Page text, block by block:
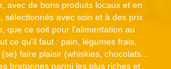
avec de bons produits locaux et en
sélectionnés avec soin et à des prix
que ce soit pour l'alimentation au
ce qu'il faut : pain, légumes frais,
faire plaisir (whiskies, chocolats...
bretonnes parmi les plus riches et